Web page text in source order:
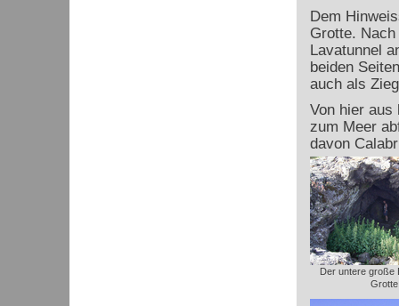
Dem
Grotte.
Lavatunnel
beiden
auch als
Von hier aus
zum Meer
davon
Der untere große
Grotte